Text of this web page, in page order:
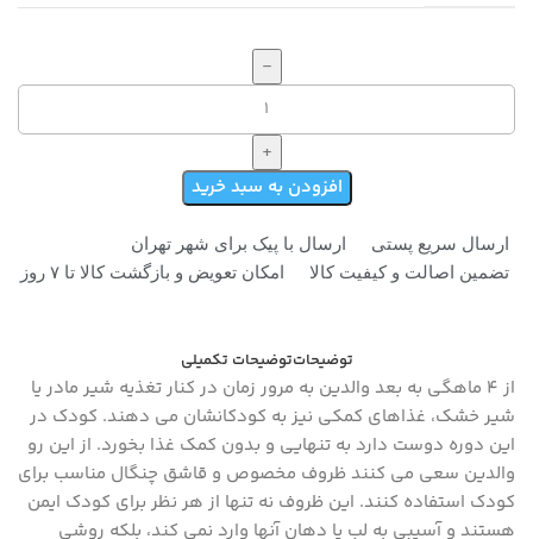
افزودن به سبد خرید
ارسال سریع پستی
ارسال با پیک برای شهر تهران
تضمین اصالت و کیفیت کالا
امکان تعویض و بازگشت کالا تا ۷ روز
توضیحاتتوضیحات تکمیلی
از ۴ ماهگی به بعد والدین به مرور زمان در کنار تغذیه شیر مادر یا
شیر خشک، غذاهای کمکی نیز به کودکانشان می دهند. کودک در
این دوره دوست دارد به تنهایی و بدون کمک غذا بخورد. از این رو
والدین سعی می کنند ظروف مخصوص و قاشق چنگال مناسب برای
کودک استفاده کنند. این ظروف نه تنها از هر نظر برای کودک ایمن
هستند و آسیبی به لب یا دهان آنها وارد نمی کند، بلکه روشی